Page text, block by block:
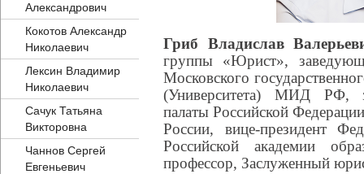
Александрович
Кокотов Александр
Николаевич
Лексин Владимир
Николаевич
Сачук Татьяна
Викторовна
Чаннов Сергей
Евгеньевич
Гриб Владислав
группы «Юрист»,
Московского
(Университета) МИД РФ,
палаты Российской
России, вице-президент
Российской академии
профессор, Заслуженный